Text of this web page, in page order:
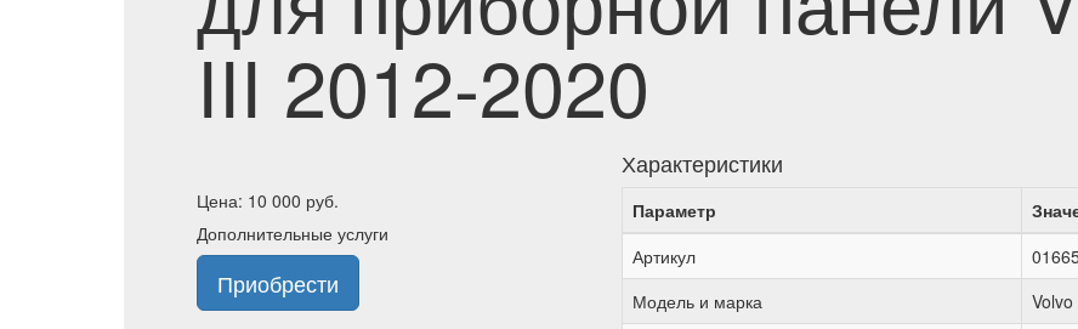
III 2012-2020
Цена: 10 000 руб.
Дополнительные услуги
Приобрести
Характеристики
Параметр
Артикул
Модель и марка